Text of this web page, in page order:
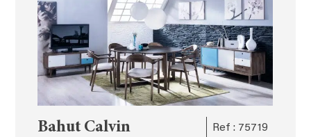
Bahut Calvin Ref : 75719